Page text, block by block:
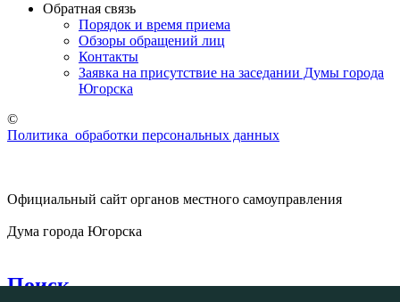
Обратная связь
Порядок и время приема
Обзоры обращений лиц
Контакты
Заявка на присутствие на заседании Думы города
Югорска
©
Политика обработки персональных данных
Официальный сайт органов местного самоуправления
Дума города Югорска
Поиск